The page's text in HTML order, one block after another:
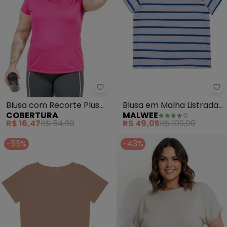
Cobertura - Blusa com Recorte
Blusa com Recorte Plus
Size (Rosa)
COBERTURA
R$ 16,47R$ 54,90
Blusa em Malha Listrada
Plus(Azul)
MALWEE
R$ 49,05R$ 109,00
-55%
-43%